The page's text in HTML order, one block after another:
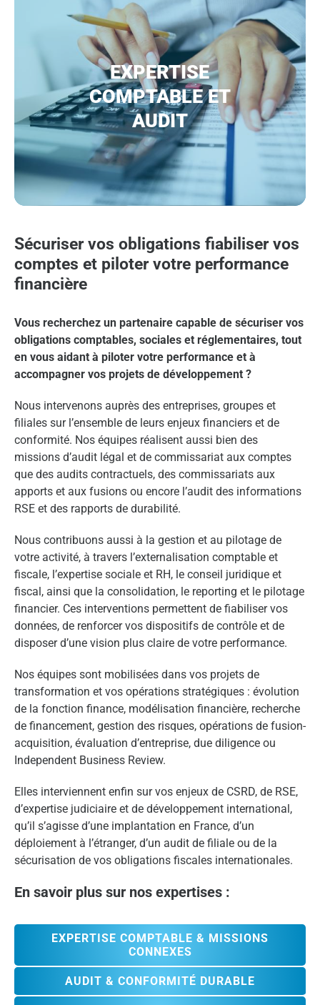
EXPERTISE
COMPTABLE ET
AUDIT
Sécuriser vos obligations fiabiliser vos
comptes et piloter votre performance
financière
Vous recherchez un partenaire capable de sécuriser vos
obligations comptables, sociales et réglementaires, tout
en vous aidant à piloter votre performance et à
accompagner vos projets de développement ?
Nous intervenons auprès des entreprises, groupes et
filiales sur l’ensemble de leurs enjeux financiers et de
conformité. Nos équipes réalisent aussi bien des
missions d’audit légal et de commissariat aux comptes
que des audits contractuels, des commissariats aux
apports et aux fusions ou encore l’audit des informations
RSE et des rapports de durabilité.
Nous contribuons aussi à la gestion et au pilotage de
votre activité, à travers l’externalisation comptable et
fiscale, l’expertise sociale et RH, le conseil juridique et
fiscal, ainsi que la consolidation, le reporting et le pilotage
financier. Ces interventions permettent de fiabiliser vos
données, de renforcer vos dispositifs de contrôle et de
disposer d’une vision plus claire de votre performance.
Nos équipes sont mobilisées dans vos projets de
transformation et vos opérations stratégiques : évolution
de la fonction finance, modélisation financière, recherche
de financement, gestion des risques, opérations de fusion-
acquisition, évaluation d’entreprise, due diligence ou
Independent Business Review.
Elles interviennent enfin sur vos enjeux de CSRD, de RSE,
d’expertise judiciaire et de développement international,
qu’il s’agisse d’une implantation en France, d’un
déploiement à l’étranger, d’un audit de filiale ou de la
sécurisation de vos obligations fiscales internationales.
En savoir plus sur nos expertises :
EXPERTISE COMPTABLE & MISSIONS
CONNEXES
AUDIT & CONFORMITÉ DURABLE